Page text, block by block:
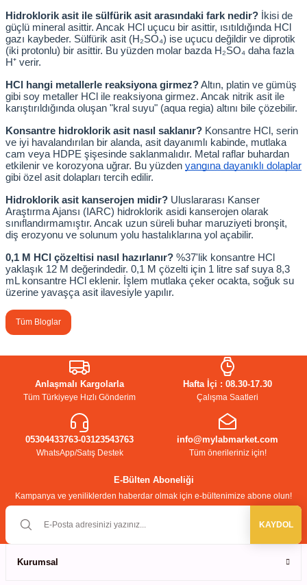
Hidroklorik asit ile sülfürik asit arasındaki fark nedir? İkisi de
güçlü mineral asittir. Ancak HCl uçucu bir asittir, ısıtıldığında HCl
gazı kaybeder. Sülfürik asit (H₂SO₄) ise uçucu değildir ve diprotik
(iki protonlu) bir asittir. Bu yüzden molar bazda H₂SO₄ daha fazla
H⁺ verir.
HCl hangi metallerle reaksiyona girmez? Altın, platin ve gümüş
gibi soy metaller HCl ile reaksiyona girmez. Ancak nitrik asit ile
karıştırıldığında oluşan "kral suyu" (aqua regia) altını bile çözebilir.
Konsantre hidroklorik asit nasıl saklanır? Konsantre HCl, serin
ve iyi havalandırılan bir alanda, asit dayanımlı kabinde, mutlaka
cam veya HDPE şişesinde saklanmalıdır. Metal raflar buhardan
etkilenir ve korozyona uğrar. Bu yüzden yangına dayanıklı dolaplar
gibi özel asit dolapları tercih edilir.
Hidroklorik asit kanserojen midir? Uluslararası Kanser
Araştırma Ajansı (IARC) hidroklorik asidi kanserojen olarak
sınıflandırmamıştır. Ancak uzun süreli buhar maruziyeti bronşit,
diş erozyonu ve solunum yolu hastalıklarına yol açabilir.
0,1 M HCl çözeltisi nasıl hazırlanır? %37'lik konsantre HCl
yaklaşık 12 M değerindedir. 0,1 M çözelti için 1 litre saf suya 8,3
mL konsantre HCl eklenir. İşlem mutlaka çeker ocakta, soğuk su
üzerine yavaşça asit ilavesiyle yapılır.
Tüm Bloglar
Anlaşmalı Kargolarla
Tüm Türkiyeye Hızlı Gönderim
Hafta İçi : 08.30-17.30
Çalışma Saatleri
05304433763-03123543763
WhatsApp/Satış Destek
info@mylabmarket.com
Tüm önerileriniz için!
E-Bülten Aboneliği
Kampanya ve yeniliklerden haberdar olmak için e-bültenimize abone olun!
KAYDOL
Kurumsal